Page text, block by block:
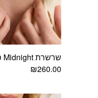
שרשרת Midnight פנינים מיני | זהב
₪260.00